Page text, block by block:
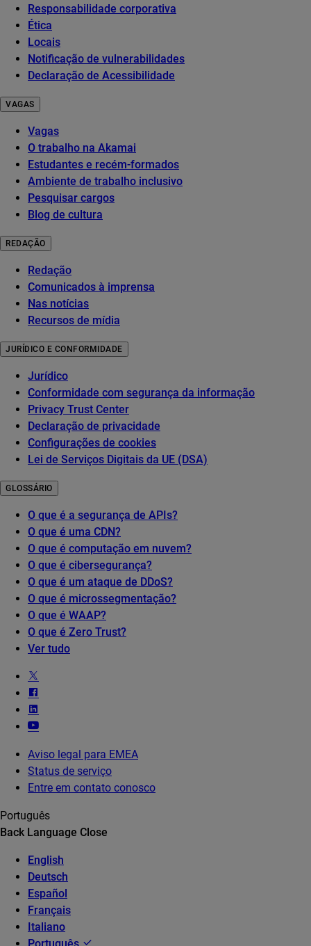
Responsabilidade corporativa
Ética
Locais
Notificação de vulnerabilidades
Declaração de Acessibilidade
VAGAS
Vagas
O trabalho na Akamai
Estudantes e recém-formados
Ambiente de trabalho inclusivo
Pesquisar cargos
Blog de cultura
REDAÇÃO
Redação
Comunicados à imprensa
Nas notícias
Recursos de mídia
JURÍDICO E CONFORMIDADE
Jurídico
Conformidade com segurança da informação
Privacy Trust Center
Declaração de privacidade
Configurações de cookies
Lei de Serviços Digitais da UE (DSA)
GLOSSÁRIO
O que é a segurança de APIs?
O que é uma CDN?
O que é computação em nuvem?
O que é cibersegurança?
O que é um ataque de DDoS?
O que é microssegmentação?
O que é WAAP?
O que é Zero Trust?
Ver tudo
Aviso legal para EMEA
Status de serviço
Entre em contato conosco
Português
Back Language Close
English
Deutsch
Español
Français
Italiano